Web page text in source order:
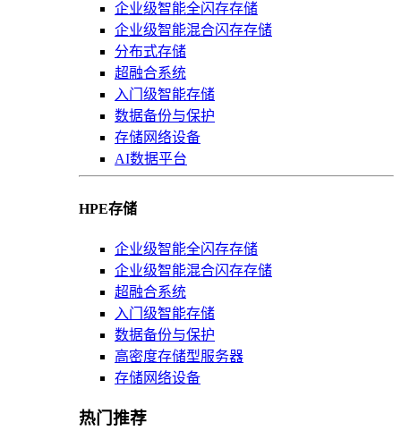
企业级智能全闪存存储
企业级智能混合闪存存储
分布式存储
超融合系统
入门级智能存储
数据备份与保护
存储网络设备
AI数据平台
HPE存储
企业级智能全闪存存储
企业级智能混合闪存存储
超融合系统
入门级智能存储
数据备份与保护
高密度存储型服务器
存储网络设备
热门推荐